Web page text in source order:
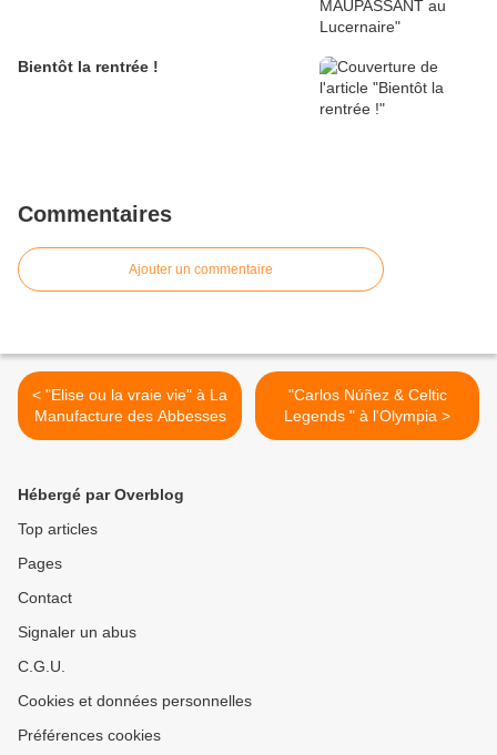
Bientôt la rentrée !
Commentaires
Ajouter un commentaire
< "Elise ou la vraie vie" à La
Manufacture des Abbesses
"Carlos Núñez & Celtic
Legends " à l'Olympia >
Hébergé par Overblog
Top articles
Pages
Contact
Signaler un abus
C.G.U.
Cookies et données personnelles
Préférences cookies